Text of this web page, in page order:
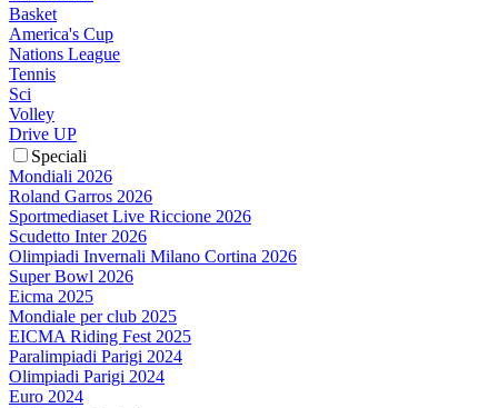
Basket
America's Cup
Nations League
Tennis
Sci
Volley
Drive UP
Speciali
Mondiali 2026
Roland Garros 2026
Sportmediaset Live Riccione 2026
Scudetto Inter 2026
Olimpiadi Invernali Milano Cortina 2026
Super Bowl 2026
Eicma 2025
Mondiale per club 2025
EICMA Riding Fest 2025
Paralimpiadi Parigi 2024
Olimpiadi Parigi 2024
Euro 2024